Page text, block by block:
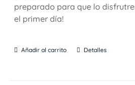
preparado para que lo
el primer día!
Añadir al carrito Detalles